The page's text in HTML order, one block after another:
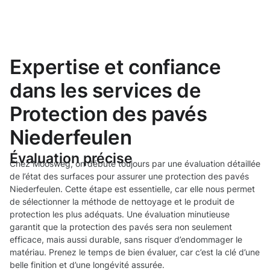
Expertise et confiance
dans les services de
Protection des pavés
Niederfeulen
Évaluation précise
Chez Moosweg, on débute toujours par une évaluation détaillée
de l’état des surfaces pour assurer une protection des pavés
Niederfeulen. Cette étape est essentielle, car elle nous permet
de sélectionner la méthode de nettoyage et le produit de
protection les plus adéquats. Une évaluation minutieuse
garantit que la protection des pavés sera non seulement
efficace, mais aussi durable, sans risquer d’endommager le
matériau. Prenez le temps de bien évaluer, car c’est la clé d’une
belle finition et d’une longévité assurée.